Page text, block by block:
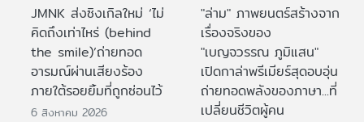
JMNK ส่งซิงเกิลใหม่ ‘ไม่
คิดถึงเท่าไหร่ (behind
the smile)’ถ่ายทอด
อารมณ์ผ่านเสียงร้อง
ภายใต้รอยยิ้มที่ถูกซ่อนไว้
6 สิงหาคม 2026
"ล่าม" ภาพยนตร์สร้างจาก
เรื่องจริงของ
"เบญจวรรณ ภูมิแสน"
เปิดกาล่าพรีเมียร์สุดอบอุ่น
ถ่ายทอดพลังของภาษา...ที่
เปลี่ยนชีวิตผู้คน